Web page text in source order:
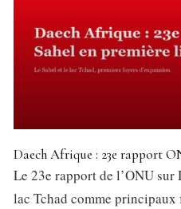
Daech Afrique : 23e rapport
Le 23e rapport de l’ONU
lac Tchad comme principaux